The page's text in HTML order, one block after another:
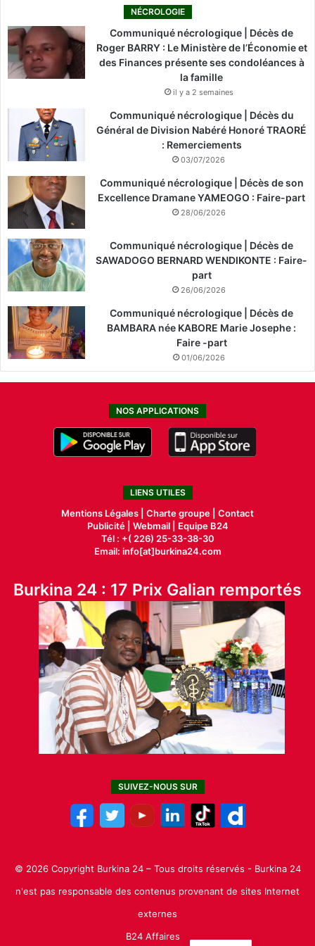
NÉCROLOGIE
Communiqué nécrologique | Décès de
Roger BARRY : Le Ministère de l’Économie et
des Finances présente ses condoléances à
la famille
il y a 2 semaines
Communiqué nécrologique | Décès du
Général de Division Nabéré Honoré TRAORÉ
: Remerciements
03/07/2026
Communiqué nécrologique | Décès de son
Excellence Dramane YAMEOGO : Faire-part
28/06/2026
Communiqué nécrologique | Décès de
SAWADOGO BERNARD WENDIKONTE : Faire-
part
26/06/2026
Communiqué nécrologique | Décès de
BAMBARA née KABORE Marie Josephe :
Faire -part
01/06/2026
NOS APPLICATIONS
LIENS UTILES
Mentions Légales | Charte groupe | Contact
Publicité| Webmail |
Equipe B24
Tél : +( 226) 25-33-38-30
Email: info[at]burkina24.com
Burkina 24 : 17 Prix Galian remportés
SUIVEZ-NOUS SUR
© 2026 Copyright Burkina 24 – Tous droits réservés - Burkina 24
n'est pas responsable des contenus provenant de sites Internet
externes
B24 Affaires